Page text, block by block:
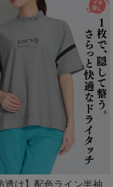
透け】配色ライン半袖